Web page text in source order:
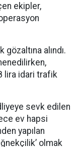
ekipler,
alındı.
lira idari trafik
sevk edilen
ev hapsi
yapılan
olmak